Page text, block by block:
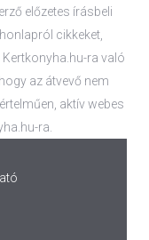
előzetes írásbeli
cikkeket,
ra való
az átvevő nem
aktív webes
ra.